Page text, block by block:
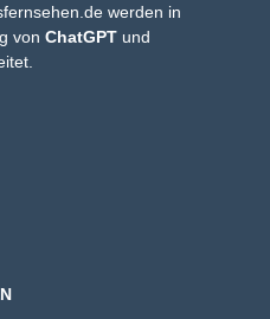
werden in
von ChatGPT und